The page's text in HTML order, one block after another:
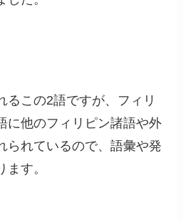
るこの2語ですが、フィリ
に他のフィリピン諸語や外
られているので、語彙や発
す。